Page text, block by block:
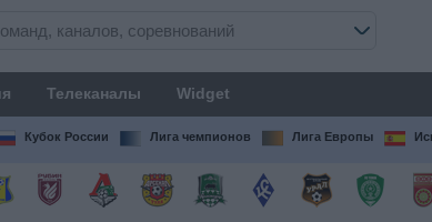
Телеканалы Widget
Кубок России Лига чемпионов Лига Европы